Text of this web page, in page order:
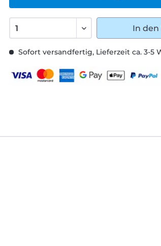
Sofort versandfertig, Lieferzeit ca. 3-5
In den